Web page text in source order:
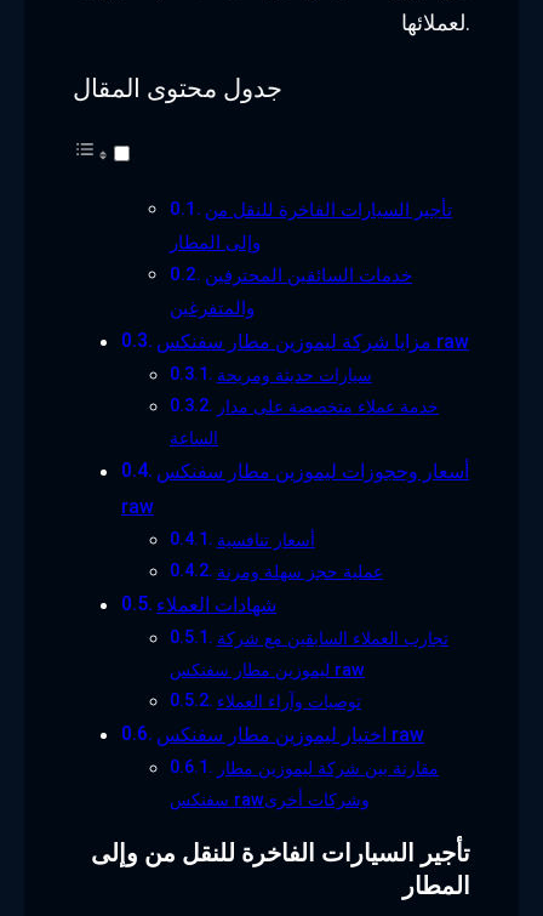
لعملائها.
جدول محتوى المقال
تأجير السيارات الفاخرة للنقل من
وإلى المطار
خدمات السائقين المحترفين
والمتفرغين
مزايا شركة ليموزين مطار سفنكس raw
سيارات حديثة ومريحة
خدمة عملاء متخصصة على مدار
الساعة
أسعار وحجوزات ليموزين مطار سفنكس
raw
أسعار تنافسية
عملية حجز سهلة ومرنة
شهادات العملاء
تجارب العملاء السابقين مع شركة
ليموزين مطار سفنكس raw
توصيات وآراء العملاء
اختيار ليموزين مطار سفنكس raw
مقارنة بين شركة ليموزين مطار
سفنكس rawوشركات أخرى
تأجير السيارات الفاخرة للنقل من وإلى
المطار